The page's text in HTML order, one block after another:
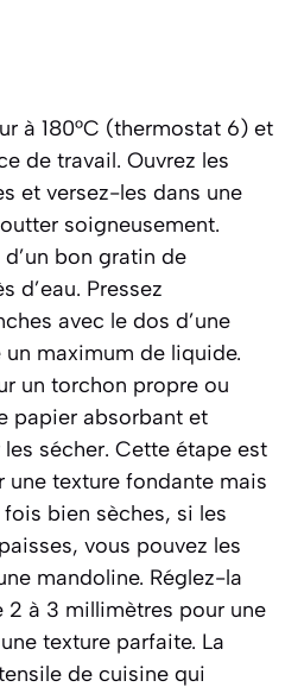
à 180°C (thermostat 6) et
de travail. Ouvrez les
et versez-les dans une
soigneusement.
d’un bon gratin de
d’eau. Pressez
avec le dos d’une
maximum de liquide.
un torchon propre ou
papier absorbant et
sécher. Cette étape est
texture fondante mais
bien sèches, si les
vous pouvez les
mandoline. Réglez-la
2 à 3 millimètres pour une
texture parfaite. La
de cuisine qui